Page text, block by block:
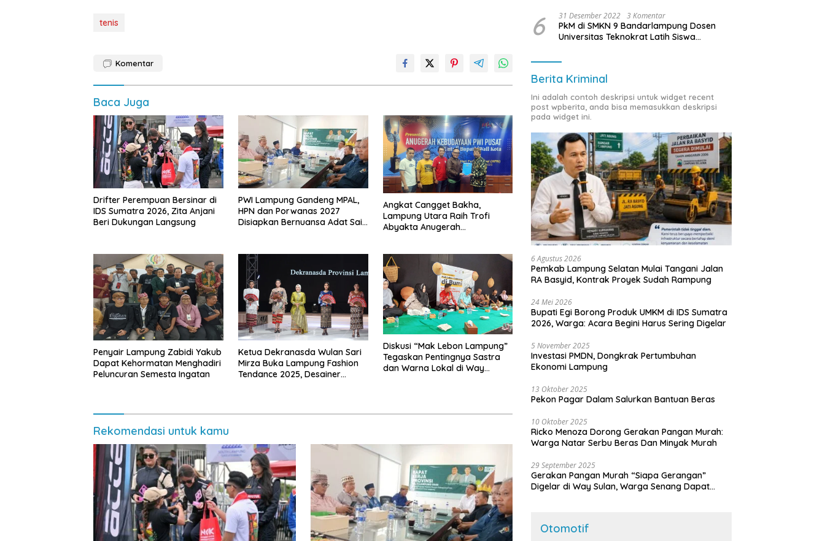
tenis
Komentar
Baca Juga
Drifter Perempuan Bersinar di
IDS Sumatra 2026, Zita Anjani
Beri Dukungan Langsung
PWI Lampung Gandeng MPAL,
HPN dan Porwanas 2027
Disiapkan Bernuansa Adat Sai
Angkat Cangget Bakha,
Lampung Utara Raih Trofi
Abyakta Anugerah
Penyair Lampung Zabidi Yakub
Dapat Kehormatan Menghadiri
Peluncuran Semesta Ingatan
Ketua Dekranasda Wulan Sari
Mirza Buka Lampung Fashion
Tendance 2025, Desainer
Diskusi “Mak Lebon Lampung”
Tegaskan Pentingnya Sastra
dan Warna Lokal di Way
Rekomendasi untuk kamu
6 31 Desember 2022 3 Komentar
PkM di SMKN 9 Bandarlampung Dosen
Universitas Teknokrat Latih Siswa
Berita Kriminal
Ini adalah contoh deskripsi untuk widget recent
post wpberita, anda bisa memasukkan deskripsi
pada widget ini.
6 Agustus 2026
Pemkab Lampung Selatan Mulai Tangani Jalan
RA Basyid, Kontrak Proyek Sudah Rampung
24 Mei 2026
Bupati Egi Borong Produk UMKM di IDS Sumatra
2026, Warga: Acara Begini Harus Sering Digelar
5 November 2025
Investasi PMDN, Dongkrak Pertumbuhan
Ekonomi Lampung
13 Oktober 2025
Pekon Pagar Dalam Salurkan Bantuan Beras
10 Oktober 2025
Ricko Menoza Dorong Gerakan Pangan Murah:
Warga Natar Serbu Beras Dan Minyak Murah
29 September 2025
Gerakan Pangan Murah “Siapa Gerangan”
Digelar di Way Sulan, Warga Senang Dapat
Otomotif